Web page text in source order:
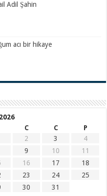
Adil Şahin
acı bir hikaye
C C
P
2 3
4
9 10
11
16 17
18
23 24
25
30
31